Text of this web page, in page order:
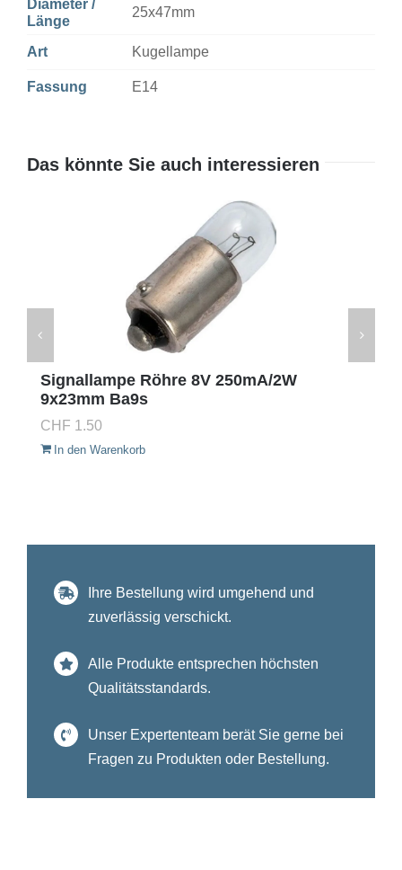
Diameter /
Länge
25x47mm
Art Kugellampe
Fassung E14
Das könnte Sie auch interessieren
Signallampe Röhre 8V 250mA/2W
9x23mm Ba9s
CHF 1.50
In den Warenkorb
Ihre Bestellung wird umgehend und
zuverlässig verschickt.
Alle Produkte entsprechen höchsten
Qualitätsstandards.
Unser Expertenteam berät Sie gerne bei
Fragen zu Produkten oder Bestellung.